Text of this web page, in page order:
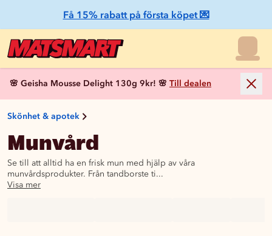
Få 15% rabatt på första köpet 💌
🌸 Geisha Mousse Delight 130g 9kr! 🌸 Till dealen
Skönhet & apotek
Munvård
Se till att alltid ha en frisk mun med hjälp av våra
munvårdsprodukter. Från tandborste ti...
Visa mer